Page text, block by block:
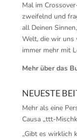
Mal im
zweifelnd und
all Deinen
Welt, die wir uns
immer mehr mit
Mehr über das
NEUESTE
Mehr als eine
Causa „ttt-
„Gibt es wirklich